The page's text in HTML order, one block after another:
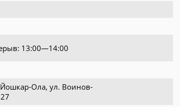
13:00—14:00
Ола, ул. Воинов-